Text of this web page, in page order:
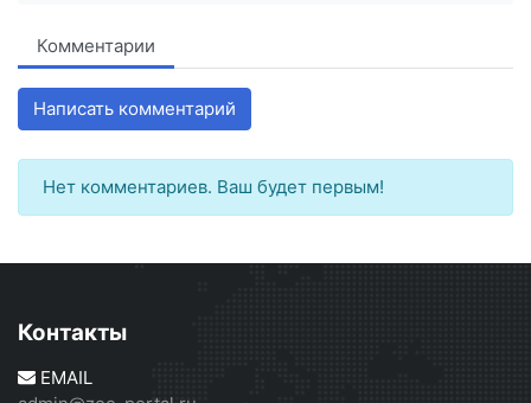
Комментарии
Написать комментарий
Нет комментариев. Ваш будет первым!
Контакты
EMAIL